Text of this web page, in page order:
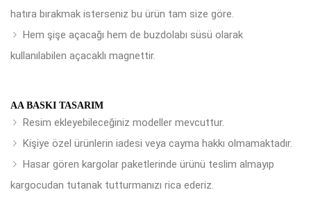
hatıra bırakmak isterseniz bu ürün tam size göre.
Hem şişe açacağı hem de buzdolabı süsü olarak
kullanılabilen açacaklı magnettir.
AA BASKI TASARIM
Resim ekleyebileceğiniz modeller mevcuttur.
Kişiye özel ürünlerin iadesi veya cayma hakkı olmamaktadır.
Hasar gören kargolar paketlerinde ürünü teslim almayıp
kargocudan tutanak tutturmanızı rica ederiz.